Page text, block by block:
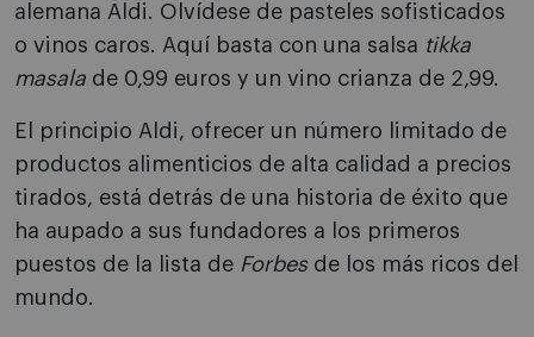
alemana Aldi. Olvídese de pasteles sofisticados
o vinos caros. Aquí basta con una salsa tikka
masala de 0,99 euros y un vino crianza de 2,99.
El principio Aldi, ofrecer un número limitado de
productos alimenticios de alta calidad a precios
tirados, está detrás de una historia de éxito que
ha aupado a sus fundadores a los primeros
puestos de la lista de Forbesde los más ricos del
mundo.